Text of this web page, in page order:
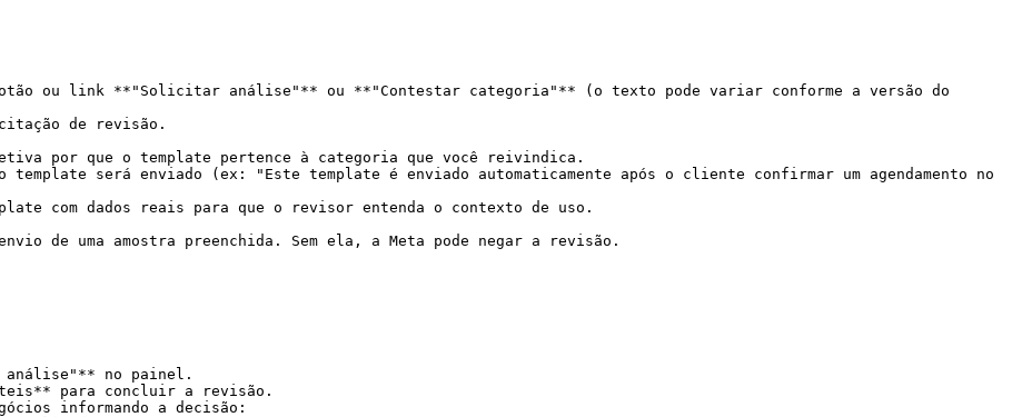
ou link **"Solicitar análise"** ou **"Contestar categoria"** (o texto pode variar conforme a versão do
de revisão.
de uma amostra preenchida. Sem ela, a Meta pode negar a revisão.
análise"** no painel.
para concluir a revisão.
informando a decisão: